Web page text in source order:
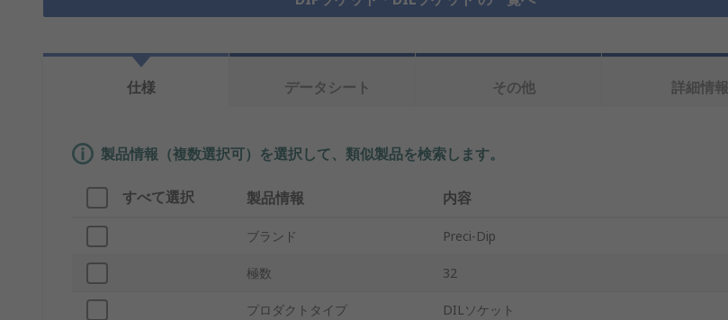
仕様 データシート その他 詳細情報
製品情報（複数選択可）を選択して、類似製品を検索します。
すべて選択 製品情報 内容
ブランド Preci-Dip
極数 32
プロダクトタイプ DILソケット